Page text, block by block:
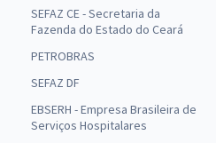
SEFAZ CE - Secretaria da
Fazenda do Estado do Ceará
PETROBRAS
SEFAZ DF
EBSERH - Empresa Brasileira de
Serviços Hospitalares